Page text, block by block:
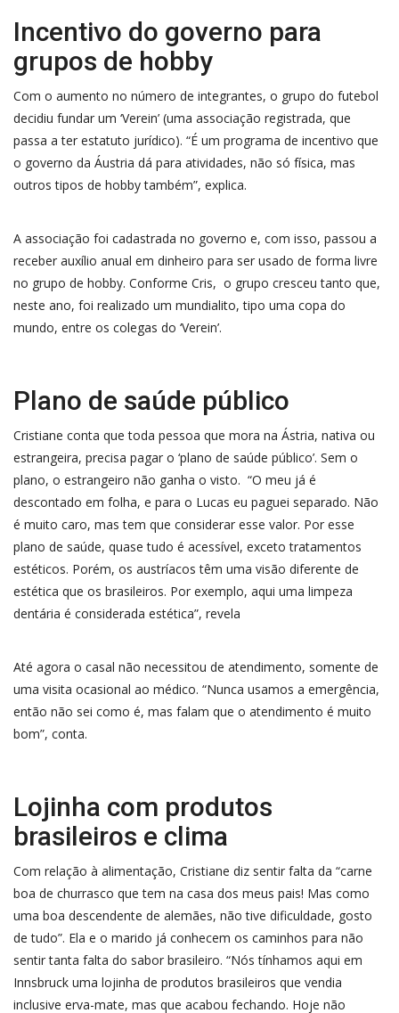
Incentivo do governo para
grupos de hobby
Com o aumento no número de integrantes, o grupo do futebol
decidiu fundar um ‘Verein’ (uma associação registrada, que
passa a ter estatuto jurídico). “É um programa de incentivo que
o governo da Áustria dá para atividades, não só física, mas
outros tipos de hobby também”, explica.
A associação foi cadastrada no governo e, com isso, passou a
receber auxílio anual em dinheiro para ser usado de forma livre
no grupo de hobby. Conforme Cris, o grupo cresceu tanto que,
neste ano, foi realizado um mundialito, tipo uma copa do
mundo, entre os colegas do ‘Verein’.
Plano de saúde público
Cristiane conta que toda pessoa que mora na Ástria, nativa ou
estrangeira, precisa pagar o ‘plano de saúde público’. Sem o
plano, o estrangeiro não ganha o visto. “O meu já é
descontado em folha, e para o Lucas eu paguei separado. Não
é muito caro, mas tem que considerar esse valor. Por esse
plano de saúde, quase tudo é acessível, exceto tratamentos
estéticos. Porém, os austríacos têm uma visão diferente de
estética que os brasileiros. Por exemplo, aqui uma limpeza
dentária é considerada estética”, revela
Até agora o casal não necessitou de atendimento, somente de
uma visita ocasional ao médico. “Nunca usamos a emergência,
então não sei como é, mas falam que o atendimento é muito
bom”, conta.
Lojinha com produtos
brasileiros e clima
Com relação à alimentação, Cristiane diz sentir falta da “carne
boa de churrasco que tem na casa dos meus pais! Mas como
uma boa descendente de alemães, não tive dificuldade, gosto
de tudo”. Ela e o marido já conhecem os caminhos para não
sentir tanta falta do sabor brasileiro. “Nós tínhamos aqui em
Innsbruck uma lojinha de produtos brasileiros que vendia
inclusive erva-mate, mas que acabou fechando. Hoje não